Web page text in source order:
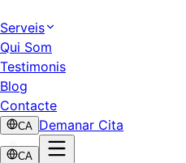
Serveis
Qui Som
Testimonis
Blog
Contacte
CA Demanar Cita
CA